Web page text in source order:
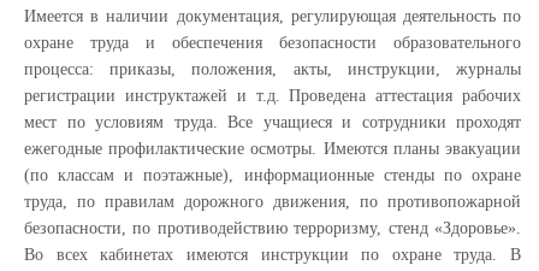
Имеется в наличии документация, регулирующая деятельность по
охране труда и обеспечения безопасности образовательного
процесса: приказы, положения, акты, инструкции, журналы
регистрации инструктажей и т.д. Проведена аттестация рабочих
мест по условиям труда. Все учащиеся и сотрудники проходят
ежегодные профилактические осмотры. Имеются планы эвакуации
(по классам и поэтажные), информационные стенды по охране
труда, по правилам дорожного движения, по противопожарной
безопасности, по противодействию терроризму, стенд «Здоровье».
Во всех кабинетах имеются инструкции по охране труда. В